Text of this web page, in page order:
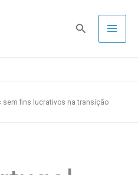
Pesquisa
sem fins lucrativos na transição